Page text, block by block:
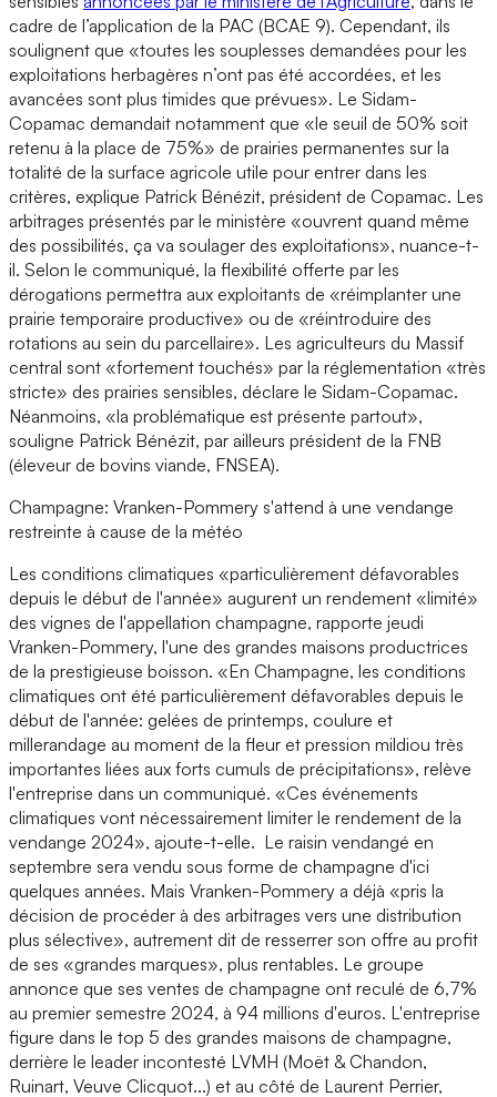
cadre de l’application de la PAC (BCAE 9). Cependant, ils
soulignent que «toutes les souplesses demandées pour les
exploitations herbagères n’ont pas été accordées, et les
avancées sont plus timides que prévues». Le Sidam-
Copamac demandait notamment que «le seuil de 50% soit
retenu à la place de 75%» de prairies permanentes sur la
totalité de la surface agricole utile pour entrer dans les
critères, explique Patrick Bénézit, président de Copamac. Les
arbitrages présentés par le ministère «ouvrent quand même
des possibilités, ça va soulager des exploitations», nuance-t-
il. Selon le communiqué, la flexibilité offerte par les
dérogations permettra aux exploitants de «réimplanter une
prairie temporaire productive» ou de «réintroduire des
rotations au sein du parcellaire». Les agriculteurs du Massif
central sont «fortement touchés» par la réglementation «très
stricte» des prairies sensibles, déclare le Sidam-Copamac.
Néanmoins, «la problématique est présente partout»,
souligne Patrick Bénézit, par ailleurs président de la FNB
(éleveur de bovins viande, FNSEA).
Champagne: Vranken-Pommery s'attend à une vendange
restreinte à cause de la météo
Les conditions climatiques «particulièrement défavorables
depuis le début de l'année» augurent un rendement «limité»
des vignes de l'appellation champagne, rapporte jeudi
Vranken-Pommery, l'une des grandes maisons productrices
de la prestigieuse boisson. «En Champagne, les conditions
climatiques ont été particulièrement défavorables depuis le
début de l'année: gelées de printemps, coulure et
millerandage au moment de la fleur et pression mildiou très
importantes liées aux forts cumuls de précipitations», relève
l'entreprise dans un communiqué. «Ces événements
climatiques vont nécessairement limiter le rendement de la
vendange 2024», ajoute-t-elle. Le raisin vendangé en
septembre sera vendu sous forme de champagne d'ici
quelques années. Mais Vranken-Pommery a déjà «pris la
décision de procéder à des arbitrages vers une distribution
plus sélective», autrement dit de resserrer son offre au profit
de ses «grandes marques», plus rentables. Le groupe
annonce que ses ventes de champagne ont reculé de 6,7%
au premier semestre 2024, à 94 millions d'euros. L'entreprise
figure dans le top 5 des grandes maisons de champagne,
derrière le leader incontesté LVMH (Moët & Chandon,
Ruinart, Veuve Clicquot...) et au côté de Laurent Perrier,